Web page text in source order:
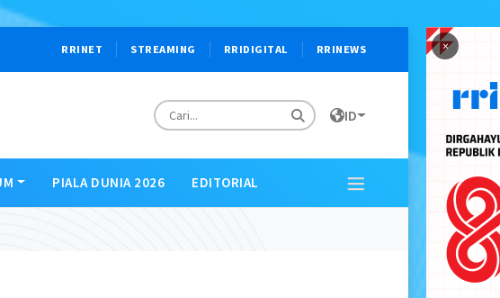
×
RRINET STREAMING RRIDIGITAL RRINEWS
ID
PIALA DUNIA 2026 EDITORIAL